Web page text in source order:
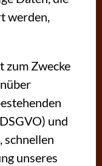
werden,
zum Zwecke
und
schnellen
unseres